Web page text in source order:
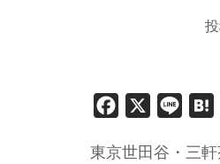
Facebook
X Line
東京世田谷・三